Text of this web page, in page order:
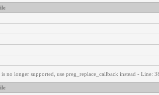
no longer supported, use preg_replace_callback instead - Line: